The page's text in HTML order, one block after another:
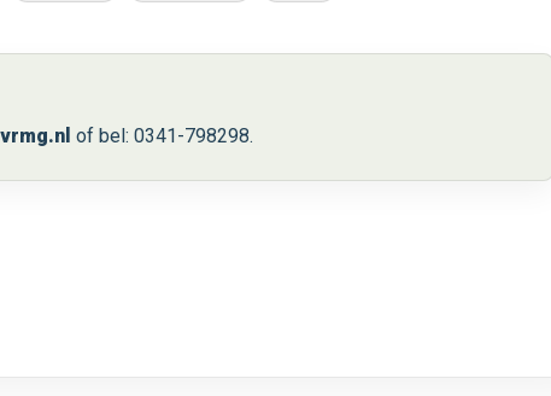
of bel: 0341-798298.